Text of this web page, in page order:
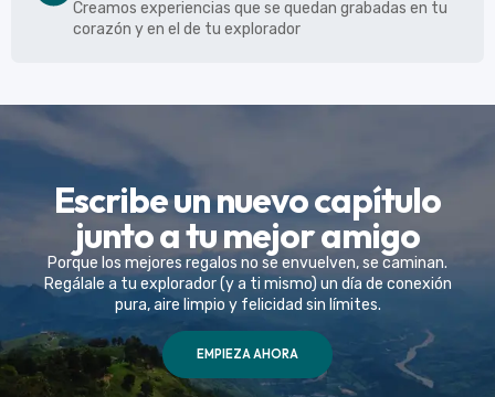
Creamos experiencias que se quedan grabadas en tu
corazón y en el de tu explorador
Escribe un nuevo capítulo
junto a tu mejor amigo
Porque los mejores regalos no se envuelven, se caminan.
Regálale a tu explorador (y a ti mismo) un día de conexión
pura, aire limpio y felicidad sin límites.
EMPIEZA AHORA